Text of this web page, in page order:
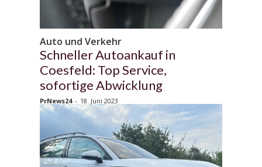
Auto und Verkehr
Schneller Autoankauf in
Coesfeld: Top Service,
sofortige Abwicklung
PrNews24 - 18. Juni 2023